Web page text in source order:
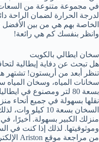
في مجموعة متنوعة من السعات
لدرجة الحرارة لضمان الراحة
وانظر بنفسك كم هي رائعة!
سخان ايطالي بالكويت
هل تبحث عن دفاية إيطالية
تنظر أبعد من أريستون! تشتهر
بسعة 80 لتر ومصنوع في
نقلها بسهولة في جميع أنحاء
السخان بسعة 10
وموثوقيتها. لذلك إذا كنت في
من مراجعة موقع Ariston الإلكتروني!